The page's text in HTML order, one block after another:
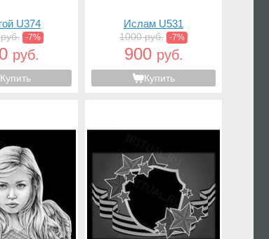
U374
-7%
руб.
Купить
Ислам U531
1000 руб. -7%
900 руб.
Купить